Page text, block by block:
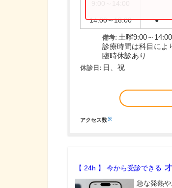
14:00～18:00 ●
備考: 土曜9:00～14:00
診療時間は科目によ
臨時休診あり
休診日: 日、祝
アクセス数※
【 24h 】 今から受診できる
急な発熱